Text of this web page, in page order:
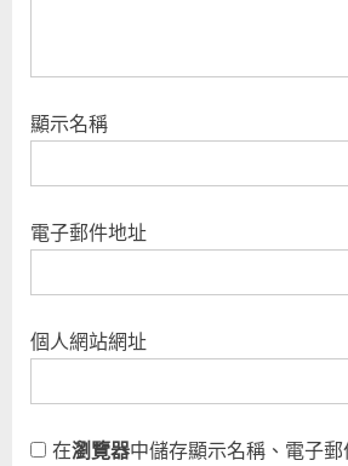
顯示名稱
電子郵件地址
個人網站網址
在瀏覽器中儲存顯示名稱、電子